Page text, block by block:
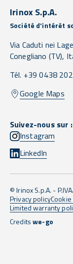
Irinox S.p.A.
Société d'intérêt
Via Caduti nei
Conegliano (TV),
Tél. +39 0438
Google Maps
Suivez-nous sur :
Instagram
LinkedIn
© Irinox S.p.A. -
Privacy policy
Limited warranty
Creditswe-go